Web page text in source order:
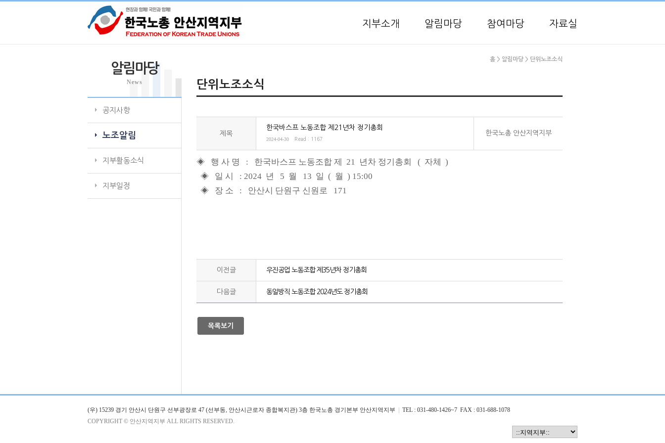
지부소개 알림마당 참여마당 자료실
알림마당
News
공지사항
노조알림
지부활동소식
지부일정
홈 > 알림마당 > 단위노조소식
단위노조소식
제목
한국바스프 노동조합 제21년차 정기총회
2024-04-30 Read : 1167
한국노총 안산지역지부
◈ 행 사 명 : 한국바스프 노동조합 제 21 년차 정기총회 ( 자체 )
◈
일 시 : 2024 년 5 월 13 일 ( 월 ) 15:00
◈
장 소 : 안산시 단원구 신원로 171
이전글 우진공업 노동조합 제35년차 정기총회
다음글 동일방직 노동조합 2024년도 정기총회
목록보기
(우) 15239 경기 안산시 단원구 선부광장로 47 (선부동, 안산시근로자 종합복지관) 3층 한국노총 경기본부 안산지역지부
TEL : 031-480-1426~7 FAX : 031-688-1078
COPYRIGHT © 안산지역지부 ALL RIGHTS RESERVED.